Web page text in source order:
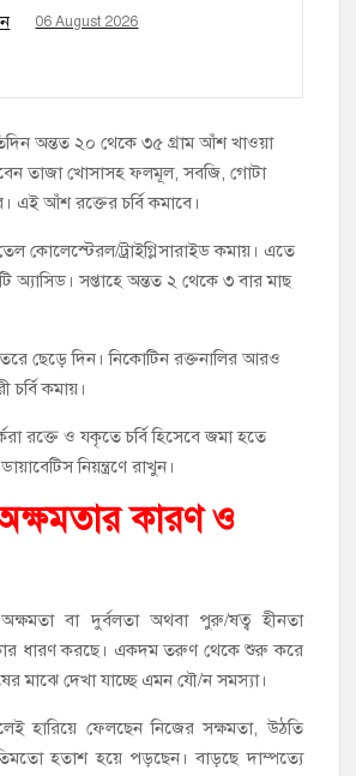
06 August 2026
অন্তত ২০ থেকে ৩৫ গ্রাম আঁশ খাওয়া
তাজা খোসাসহ ফলমূল, সবজি, গোটা
এই আঁশ রক্তের চর্বি কমাবে।
কোলেস্টেরল/ট্রাইগ্লিসারাইড কমায়। এতে
অ্যাসিড। সপ্তাহে অন্তত ২ থেকে ৩ বার মাছ
ছেড়ে দিন। নিকোটিন রক্তনালির আরও
কমায়।
রক্তে ও যকৃতে চর্বি হিসেবে জমা হতে
নিয়ন্ত্রণে রাখুন।
কারণ ও
বা দুর্বলতা অথবা পুরু/ষত্ব হীনতা
ধারণ করছে। একদম তরুণ থেকে শুরু করে
মাঝে দেখা যাচ্ছে এমন যৌ/ন সমস্যা।
হারিয়ে ফেলছেন নিজের সক্ষমতা, উঠতি
হতাশ হয়ে পড়ছেন। বাড়ছে দাম্পত্যে